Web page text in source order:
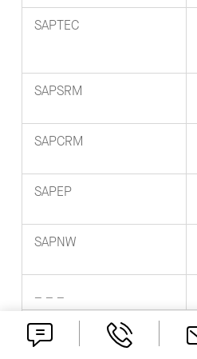
SAPTEC
SAPSRM
SAPCRM
SAPEP
SAPNW
Financial Accounting